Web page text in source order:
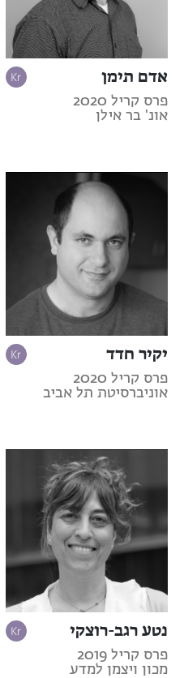
אדם תימן
פרס קריל 2020
אונ' בר אילן
יקיר חדד
פרס קריל 2020
אוניברסיטת תל אביב
נטע רגב-רוצקי
פרס קריל 2019
מכון ויצמן למדע